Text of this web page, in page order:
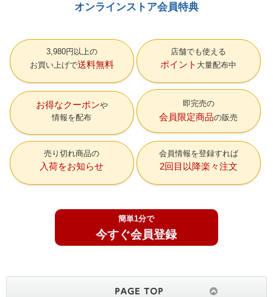
オンラインストア会員特典
3,980円以上の
お買い上げで送料無料
店舗でも使える
ポイント 大量配布中
お得なクーポン
情報を配布
即完売の
会員限定商品の販売
売り切れ商品の
入荷をお知らせ
会員情報を登録すれば
2回目以降楽々注文
簡単1分で
今すぐ会員登録